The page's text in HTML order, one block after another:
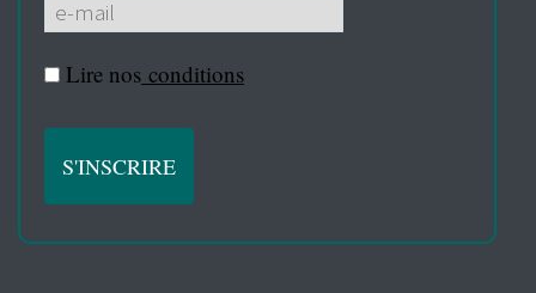
Lire nos conditions